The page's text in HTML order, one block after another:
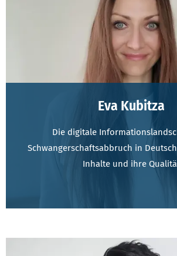
Eva Kubitza
Die digitale
Schwangerschaftsabbruch in
Inhalte und ihre